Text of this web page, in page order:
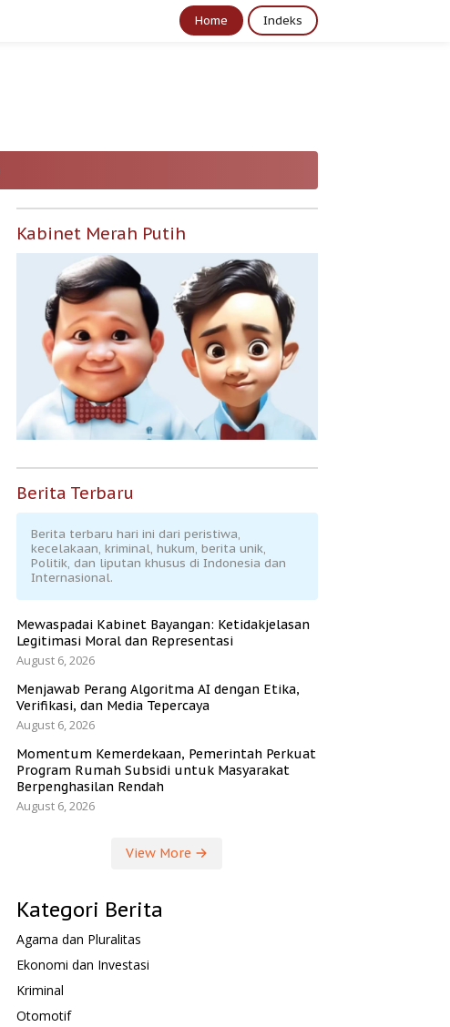
Home Indeks
Kabinet Merah Putih
Berita Terbaru
Berita terbaru hari ini dari peristiwa,
kecelakaan, kriminal, hukum, berita unik,
Politik, dan liputan khusus di Indonesia dan
Internasional.
Mewaspadai Kabinet Bayangan: Ketidakjelasan
Legitimasi Moral dan Representasi
August 6, 2026
Menjawab Perang Algoritma AI dengan Etika,
Verifikasi, dan Media Tepercaya
August 6, 2026
Momentum Kemerdekaan, Pemerintah Perkuat
Program Rumah Subsidi untuk Masyarakat
Berpenghasilan Rendah
August 6, 2026
View More
Kategori Berita
Agama dan Pluralitas
Ekonomi dan Investasi
Kriminal
Otomotif